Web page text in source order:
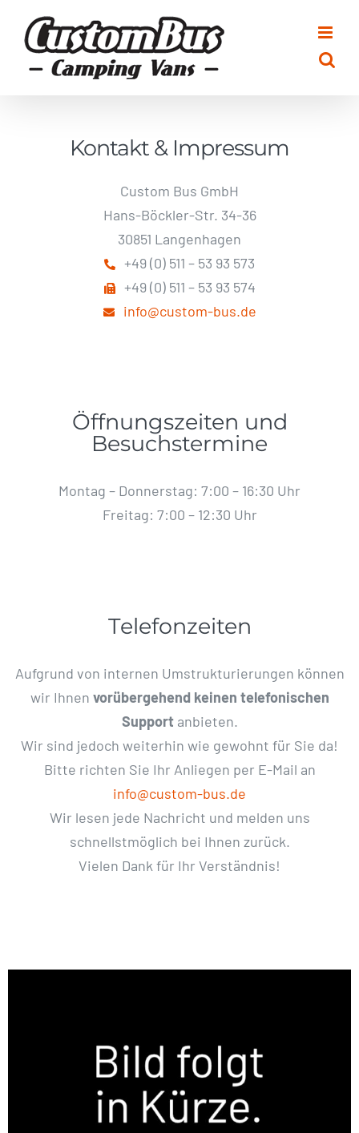
Inhalt
springen
Kontakt & Impressum
Custom Bus GmbH
Hans-Böckler-Str. 34-36
30851 Langenhagen
+49 (0) 511 – 53 93 573
+49 (0) 511 – 53 93 574
info@custom-bus.de
Öffnungszeiten und
Besuchstermine
Montag – Donnerstag: 7:00 – 16:30 Uhr
Freitag: 7:00 – 12:30 Uhr
Telefonzeiten
Aufgrund von internen Umstrukturierungen können
wir Ihnen vorübergehend keinen telefonischen
Supportanbieten.
Wir sind jedoch weiterhin wie gewohnt für Sie da!
Bitte richten Sie Ihr Anliegen per E-Mail an
info@custom-bus.de
Wir lesen jede Nachricht und melden uns
schnellstmöglich bei Ihnen zurück.
Vielen Dank für Ihr Verständnis!